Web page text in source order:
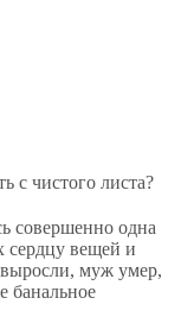
с чистого листа?
совершенно одна
сердцу вещей и
муж умер,
банальное